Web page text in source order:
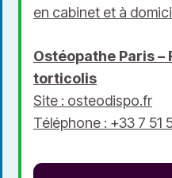
en cabinet et à
Ostéopathe Paris –
torticolis
Site : osteodispo.fr
Téléphone : +33 7 51